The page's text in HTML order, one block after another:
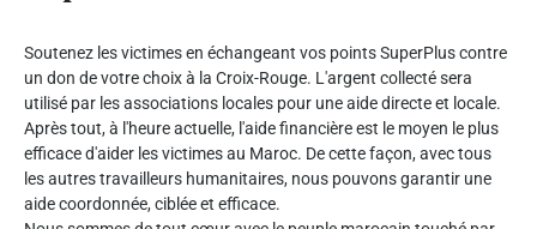
Soutenez les victimes en échangeant vos points SuperPlus contre
un don de votre choix à la Croix-Rouge. L'argent collecté sera
utilisé par les associations locales pour une aide directe et locale.
Après tout, à l'heure actuelle, l'aide financière est le moyen le plus
efficace d'aider les victimes au Maroc. De cette façon, avec tous
les autres travailleurs humanitaires, nous pouvons garantir une
aide coordonnée, ciblée et efficace.